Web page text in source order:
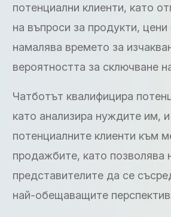
потенциални клиенти, като
на въпроси за продукти, цени
намалява времето за
вероятността за сключване
Чатботът квалифицира
като анализира нуждите им,
потенциалните клиенти към
продажбите, като позволява
представителите да се
най-обещаващите